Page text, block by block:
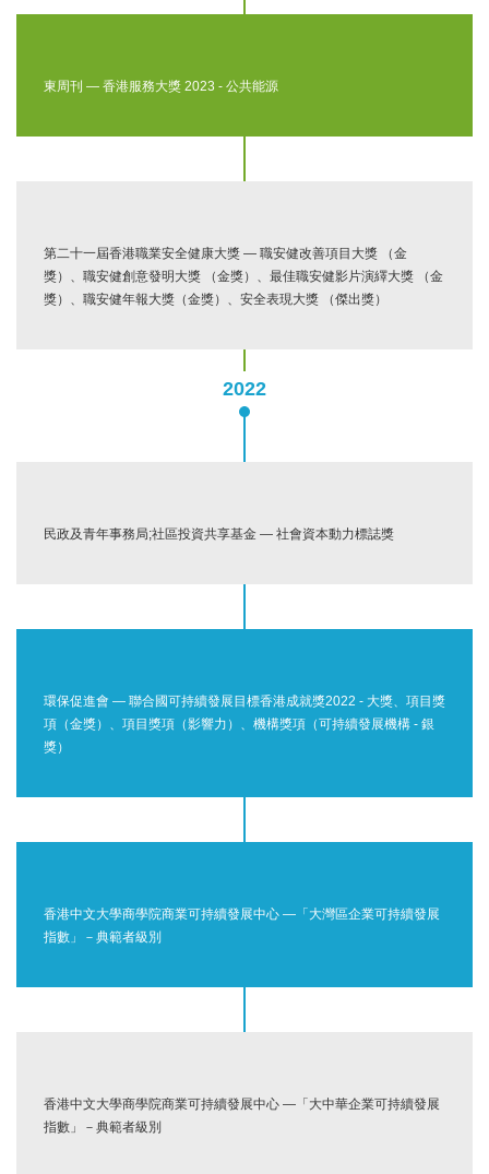
東周刊 — 香港服務大獎 2023 - 公共能源
第二十一屆香港職業安全健康大獎 — 職安健改善項目大獎 （金
獎）、職安健創意發明大獎 （金獎）、最佳職安健影片演繹大獎 （金
獎）、職安健年報大獎（金獎）、安全表現大獎 （傑出獎）
2022
民政及青年事務局;社區投資共享基金 — 社會資本動力標誌獎
環保促進會 — 聯合國可持續發展目標香港成就獎2022 - 大獎、項目獎
項（金獎）、項目獎項（影響力）、機構獎項（可持續發展機構 - 銀
獎）
香港中文大學商學院商業可持續發展中心 —「大灣區企業可持續發展
指數」－典範者級別
香港中文大學商學院商業可持續發展中心 —「大中華企業可持續發展
指數」－典範者級別